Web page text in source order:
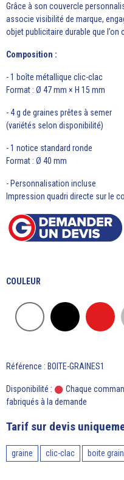
Grâce à son couvercle
associe visibilité de marque,
objet publicitaire durable que l’on
Composition :
- 1 boîte métallique clic-clac
Format : Ø 47 mm × H 15 mm
- 4 g de graines prêtes à semer
(variétés selon disponibilité)
- 1 notice standard ronde
Format : Ø 40 mm
- Personnalisation incluse
Impression quadri directe sur le
COULEUR
Référence : BOITE-GRAINES1
Disponibilité :
Chaque
fabriqués à la demande
Tarif sur devis
graine clic-clac boite